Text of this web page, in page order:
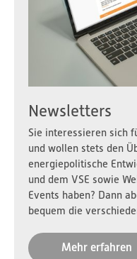
Newsletters
Sie interessieren sich
und wollen stets den
energiepolitische
und dem VSE sowie
Events haben? Dann
bequem die
Mehr erfahren